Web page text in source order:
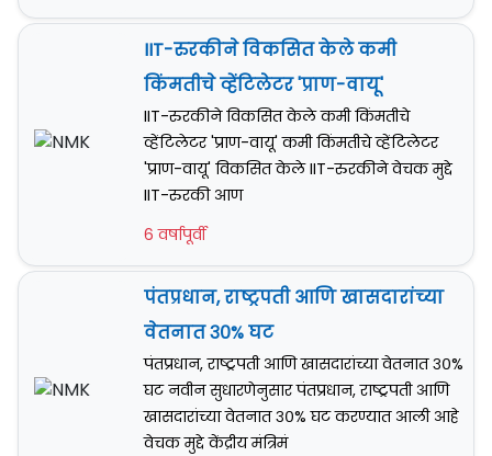
IIT-रुरकीने विकसित केले कमी
किंमतीचे व्हेंटिलेटर 'प्राण-वायू'
IIT-रुरकीने विकसित केले कमी किंमतीचे
व्हेंटिलेटर 'प्राण-वायू' कमी किंमतीचे व्हेंटिलेटर
'प्राण-वायू' विकसित केले IIT-रुरकीने वेचक मुद्दे
IIT-रुरकी आण
6 वर्षापूर्वी
पंतप्रधान, राष्ट्रपती आणि खासदारांच्या
वेतनात ३०% घट
पंतप्रधान, राष्ट्रपती आणि खासदारांच्या वेतनात ३०%
घट नवीन सुधारणेनुसार पंतप्रधान, राष्ट्रपती आणि
खासदारांच्या वेतनात ३०% घट करण्यात आली आहे
वेचक मुद्दे केंद्रीय मंत्रिमं